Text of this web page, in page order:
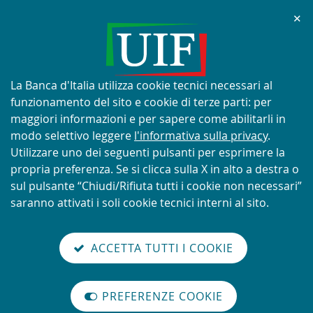
Tentativi di truffa con utilizzo
improprio del nome e del logo
della UIF
SCOPRI DI PIÙ
Cerca
nel
Organizzazione
Alert sanzioni finanziarie mirate
✕
Informativa
sui
cookie:
La Banca d'Italia utilizza cookie tecnici necessari al
funzionamento del sito e cookie di terze parti: per
maggiori informazioni e per sapere come abilitarli in
modo selettivo leggere l'informativa sulla privacy.
Utilizzare uno dei seguenti pulsanti per esprimere la
propria preferenza. Se si clicca sulla X in alto a destra o
sul pulsante “Chiudi/Rifiuta tutti i cookie non necessari”
saranno attivati i soli cookie tecnici interni al sito.
ACCETTA TUTTI I COOKIE
PREFERENZE COOKIE